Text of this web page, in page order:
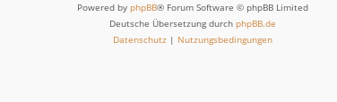
Powered by phpBB® Forum Software © phpBB Limited
Deutsche Übersetzung durch phpBB.de
Datenschutz | Nutzungsbedingungen